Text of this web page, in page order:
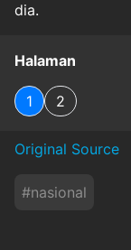
dia.
Halaman
1 2
Original Source
#nasional